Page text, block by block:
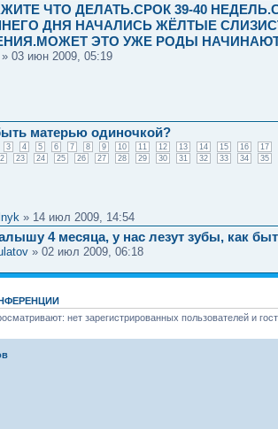
ЧТО ДЕЛАТЬ.СРОК 39-40
ДНЯ НАЧАЛИСЬ ЖЁЛТЫЕ
ЭТО УЖЕ РОДЫ
» 03 июн 2009, 05:19
матерью одиночкой?
3 4 5 6 7 8 9 10 11 12 13 14 15 16
17
23 24 25 26 27 28 29 30 31 32 33 34 35
» 14 июл 2009, 14:54
4 месяца, у нас лезут зубы, как
» 02 июл 2009, 06:18
нет зарегистрированных пользователей и